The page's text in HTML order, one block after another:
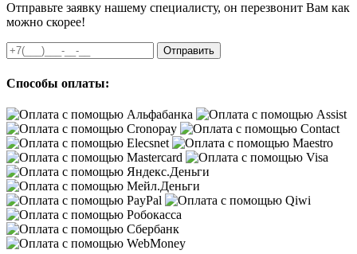
Отправьте заявку нашему специалисту, он перезвонит Вам как
можно скорее!
Отправить
Способы оплаты: